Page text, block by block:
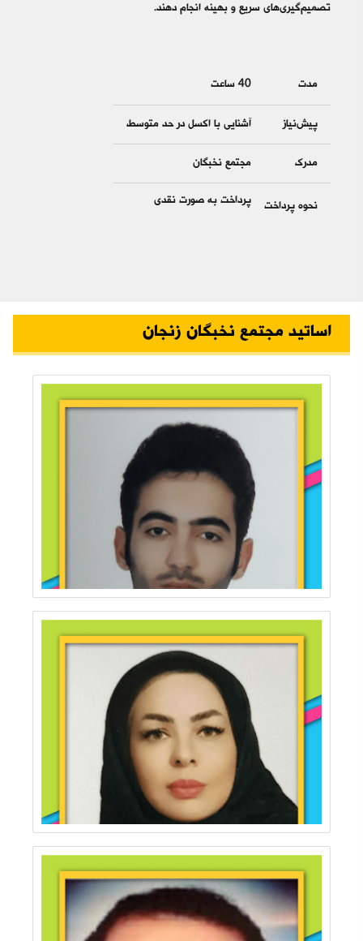
تصمیم‌گیری‌های سریع و بهینه انجام دهند.
مدت 40 ساعت
پیش‌نیاز آشنایی با اکسل در حد متوسط
مدرک مجتمع نخبگان
نحوه پرداخت پرداخت به صورت نقدی
اساتید مجتمع نخبگان زنجان